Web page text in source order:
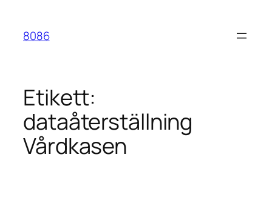
innehåll
8086
Etikett:
dataåterställning
Vårdkasen